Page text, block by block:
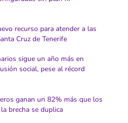
recurso para atender a las
Cruz de Tenerife
sigue un año más en
social, pese al récord
ganan un 82% más que los
brecha se duplica